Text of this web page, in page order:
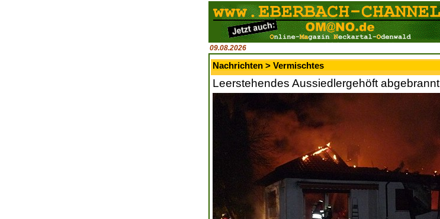
09.08.2026
Nachrichten > Vermischtes
Leerstehendes Aussiedlergehöft abgebrannt